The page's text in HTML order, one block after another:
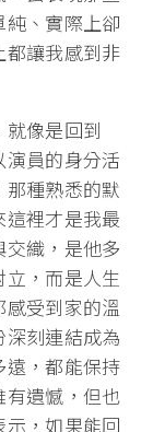
、實際上卻
讓我感到非
就像是回到
員的身分活
種熟悉的默
裡才是我最
織，是他多
，而是人生
受到家的溫
刻連結成為
，都能保持
遺憾，但也
，如果能回